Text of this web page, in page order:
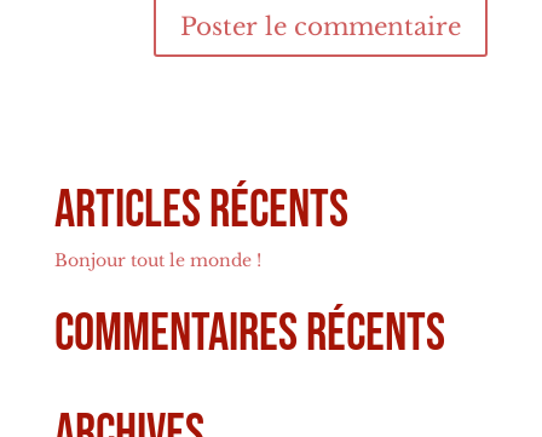
Articles récents
Bonjour tout le monde !
Commentaires récents